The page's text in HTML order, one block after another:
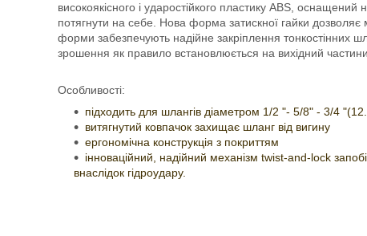
високоякісного і ударостійкого пластику ABS,
потягнути на себе. Нова форма затискної гайки дозволяє
форми забезпечують надійне закріплення тонкостінних
зрошення як правило встановлюється на вихідний
Особливості:
підходить для шлангів діаметром 1/2 "- 5/8" - 3/4
витягнутий ковпачок захищає шланг від вигину
ергономічна конструкція з покриттям
інноваційний, надійний механізм twist-and-lock
внаслідок гідроудару.